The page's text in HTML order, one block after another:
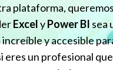
plataforma,
ExcelyPower BIsea
y accesible
eres un profesional